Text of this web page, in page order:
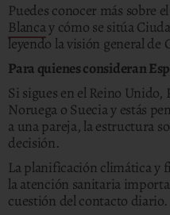
Puedes conocer más sobre
Blancay cómo se sitúa
leyendo la visión general de
Para quienes consideran
Si sigues en el Reino Unido,
Noruega o Suecia y estás
a una pareja, la estructura
decisión.
La planificación climática y
la atención sanitaria
cuestión del contacto diario.